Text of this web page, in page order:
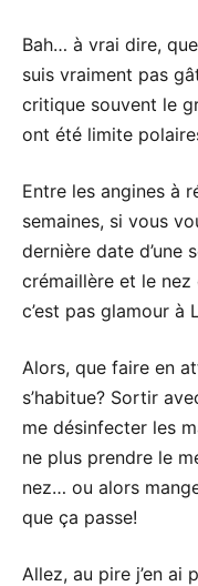
Bah… à vrai dire,
suis vraiment pas
critique souvent le
ont été limite
Entre les angines à
semaines, si vous
dernière date d’une
crémaillère et le
c’est pas glamour à
Alors, que faire en
s’habitue? Sortir
me désinfecter les
ne plus prendre le
nez… ou alors
que ça passe!
Allez, au pire j’en ai